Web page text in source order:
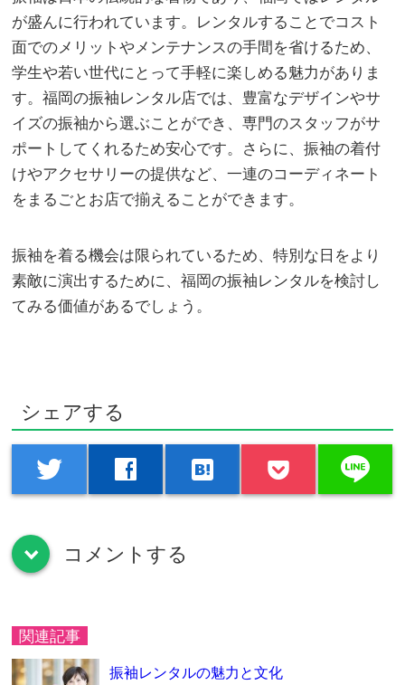
が盛んに行われています。レンタルすることでコスト
面でのメリットやメンテナンスの手間を省けるため、
学生や若い世代にとって手軽に楽しめる魅力がありま
す。福岡の振袖レンタル店では、豊富なデザインやサ
イズの振袖から選ぶことができ、専門のスタッフがサ
ポートしてくれるため安心です。さらに、振袖の着付
けやアクセサリーの提供など、一連のコーディネート
をまるごとお店で揃えることができます。
振袖を着る機会は限られているため、特別な日をより
素敵に演出するために、福岡の振袖レンタルを検討し
てみる価値があるでしょう。
シェアする
twitter facebook hatenabookmark line
down コメントする
関連記事
振袖レンタルの魅力と文化